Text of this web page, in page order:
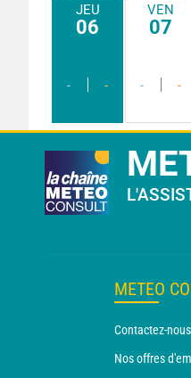
JEU
06
- -
VEN
07
- -
METEO
Contactez-nous
Nos offres